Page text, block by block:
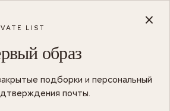
×
LIST
образ
подборки и персональный
почты.